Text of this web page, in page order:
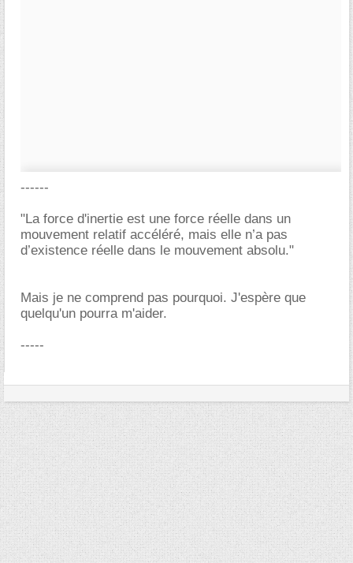
------
"La force d'inertie est une force réelle dans un
mouvement relatif accéléré, mais elle n’a pas
d’existence réelle dans le mouvement absolu."
Mais je ne comprend pas pourquoi. J'espère que
quelqu'un pourra m'aider.
-----